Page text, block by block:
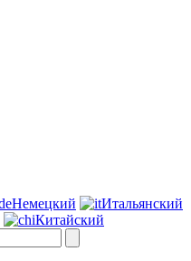
Немецкий
Итальянский
Китайский